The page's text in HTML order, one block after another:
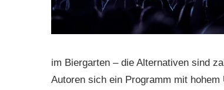
im Biergarten – die Alternativen sind
Autoren sich ein Programm mit